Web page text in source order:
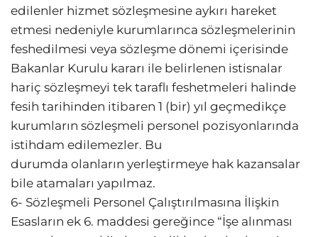
edilenler hizmet sözleşmesine aykırı hareket
etmesi nedeniyle kurumlarınca sözleşmelerinin
feshedilmesi veya sözleşme dönemi içerisinde
Bakanlar Kurulu kararı ile belirlenen istisnalar
hariç sözleşmeyi tek taraflı feshetmeleri halinde
fesih tarihinden itibaren 1 (bir) yıl geçmedikçe
kurumların sözleşmeli personel pozisyonlarında
istihdam edilemezler. Bu
durumda olanların yerleştirmeye hak kazansalar
bile atamaları yapılmaz.
6- Sözleşmeli Personel Çalıştırılmasına İlişkin
Esasların ek 6. maddesi gereğince “İşe alınması